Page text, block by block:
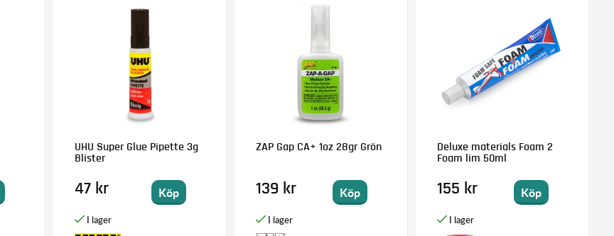
UHU Super Glue Pipette 3g
Blister
47 kr Köp
ZAP Gap CA+ 1oz 28gr Grön
139 kr Köp
Deluxe materials Foam 2
Foam lim 50ml
155 kr Köp